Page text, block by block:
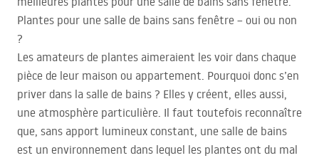
Plantes pour une salle de bains sans fenêtre – oui ou non
?
Les amateurs de plantes aimeraient les voir dans chaque
pièce de leur maison ou appartement. Pourquoi donc s’en
priver dans la salle de bains ? Elles y créent, elles aussi,
une atmosphère particulière. Il faut toutefois reconnaître
que, sans apport lumineux constant, une salle de bains
est un environnement dans lequel les plantes ont du mal